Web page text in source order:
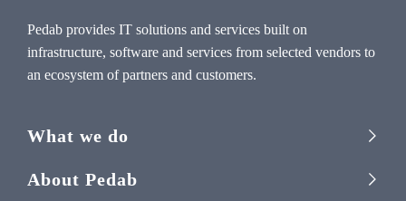
Pedab provides IT solutions and services built on
infrastructure, software and services from selected vendors to
an ecosystem of partners and customers.
What we do
About Pedab